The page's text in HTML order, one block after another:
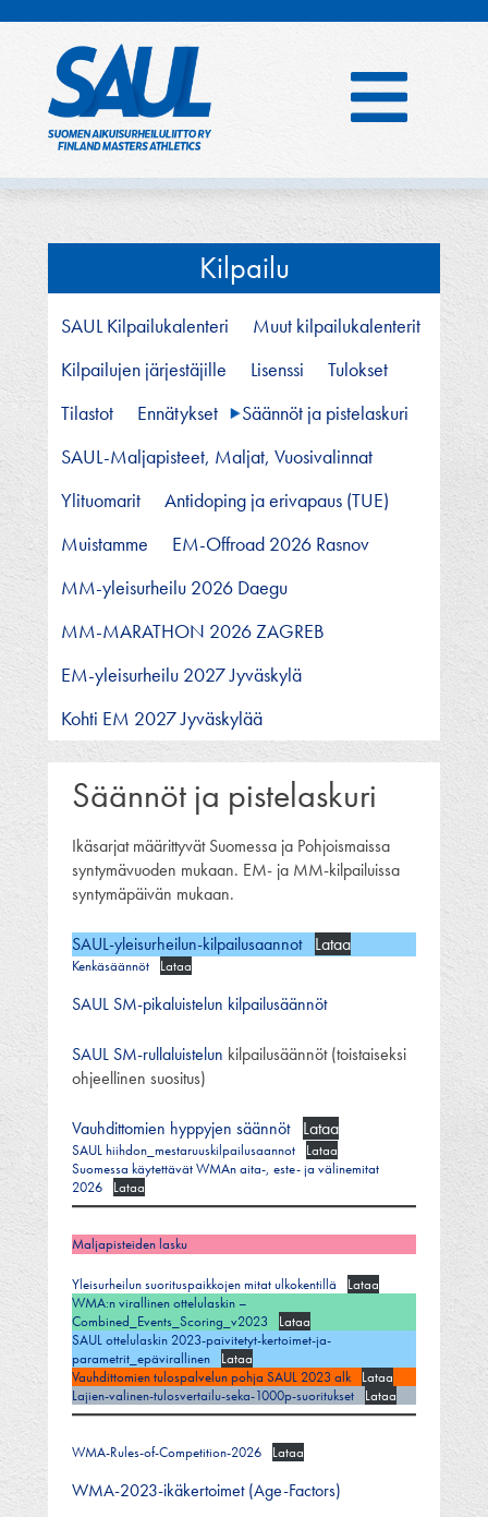
Kilpailu
SAUL Kilpailukalenteri
Muut kilpailukalenterit
Kilpailujen järjestäjille
Lisenssi
Tulokset
Tilastot
Ennätykset
Säännöt ja pistelaskuri
SAUL-Maljapisteet, Maljat, Vuosivalinnat
Ylituomarit
Antidoping ja erivapaus (TUE)
Muistamme
EM-Offroad 2026 Rasnov
MM-yleisurheilu 2026 Daegu
MM-MARATHON 2026 ZAGREB
EM-yleisurheilu 2027 Jyväskylä
Kohti EM 2027 Jyväskylää
Säännöt ja pistelaskuri
Ikäsarjat määrittyvät Suomessa ja Pohjoismaissa
syntymävuoden mukaan. EM- ja MM-kilpailuissa
syntymäpäivän mukaan.
SAUL-yleisurheilun-kilpailusaannot Lataa
Kenkäsäännöt Lataa
SAUL SM-pikaluistelun kilpailusäännöt
SAUL SM-rullaluistelun kilpailusäännöt (toistaiseksi
ohjeellinen suositus)
Vauhdittomien hyppyjen säännöt Lataa
SAUL hiihdon_mestaruuskilpailusaannot
Lataa
Suomessa käytettävät WMAn aita-, este- ja välinemitat
2026
Lataa
Maljapisteiden lasku
Yleisurheilun suorituspaikkojen mitat ulkokentillä
Lataa
WMA:n virallinen ottelulaskin –
Combined_Events_Scoring_v2023
Lataa
SAUL ottelulaskin 2023-paivitetyt-kertoimet-ja-
parametrit_epävirallinen
Lataa
Vauhdittomien tulospalvelun pohja SAUL 2023 alk
Lataa
Lajien-valinen-tulosvertailu-seka-1000p-suoritukset
Lataa
WMA-Rules-of-Competition-2026 Lataa
WMA-2023-ikäkertoimet (Age-Factors)